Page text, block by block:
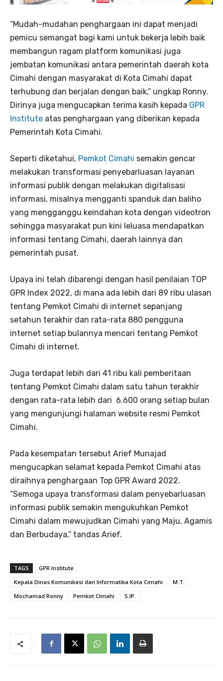
”Mudah-mudahan penghargaan ini dapat menjadi
pemicu semangat bagi kami untuk bekerja lebih baik
membangun ragam platform komunikasi juga
jembatan komunikasi antara pemerintah daerah kota
Cimahi dengan masyarakat di Kota Cimahi dapat
terhubung dan berjalan dengan baik,” ungkap Ronny.
Dirinya juga mengucapkan terima kasih kepada GPR
Institute atas penghargaan yang diberikan kepada
Pemerintah Kota Cimahi.
Seperti diketahui, Pemkot Cimahi semakin gencar
melakukan transformasi penyebarluasan layanan
informasi publik dengan melakukan digitalisasi
informasi, misalnya mengganti spanduk dan baliho
yang mengganggu keindahan kota dengan videotron
sehingga masyarakat pun kini leluasa mendapatkan
informasi tentang Cimahi, daerah lainnya dan
pemerintah pusat.
Upaya ini telah dibarengi dengan hasil penilaian TOP
GPR Index 2022, di mana ada lebih dari 89 ribu ulasan
tentang Pemkot Cimahi di internet sepanjang
setahun terakhir dan rata-rata 880 pengguna
internet setiap bulannya mencari tentang Pemkot
Cimahi di internet.
Juga terdapat lebih dari 41 ribu kali pemberitaan
tentang Pemkot Cimahi dalam satu tahun terakhir
dengan rata-rata lebih dari 6.600 orang setiap bulan
yang mengunjungi halaman website resmi Pemkot
Cimahi.
Pada kesempatan tersebut Arief Munajad
mengucapkan selamat kepada Pemkot Cimahi atas
diraihnya penghargaan Top GPR Award 2022.
“Semoga upaya transformasi dalam penyebarluasan
informasi publik semakin mengukuhkan Pemkot
Cimahi dalam mewujudkan Cimahi yang Maju, Agamis
dan Berbudaya,” tandas Arief.
TAGS
GPR Institute
Kepala Dinas Komunikasi dan Informatika Kota Cimahi
M.T.
Mochamad Ronny
Pemkot CImahi S.IP.